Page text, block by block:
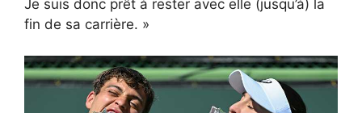
Je suis donc prêt à rester avec elle (jusqu’à) la
fin de sa carrière. »